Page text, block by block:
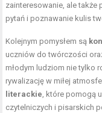
zainteresowanie, ale także
pytań i poznawanie kulis
Kolejnym pomysłem są
uczniów do twórczości
młodym ludziom nie tylko
rywalizację w miłej
literackie, które pomogą
czytelniczych i pisarskich